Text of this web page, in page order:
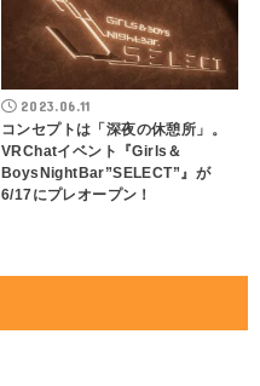
2023.06.11
コンセプトは「深夜の休憩所」。
VRChatイベント『Girls＆
BoysNightBar”SELECT”』が
6/17にプレオープン！